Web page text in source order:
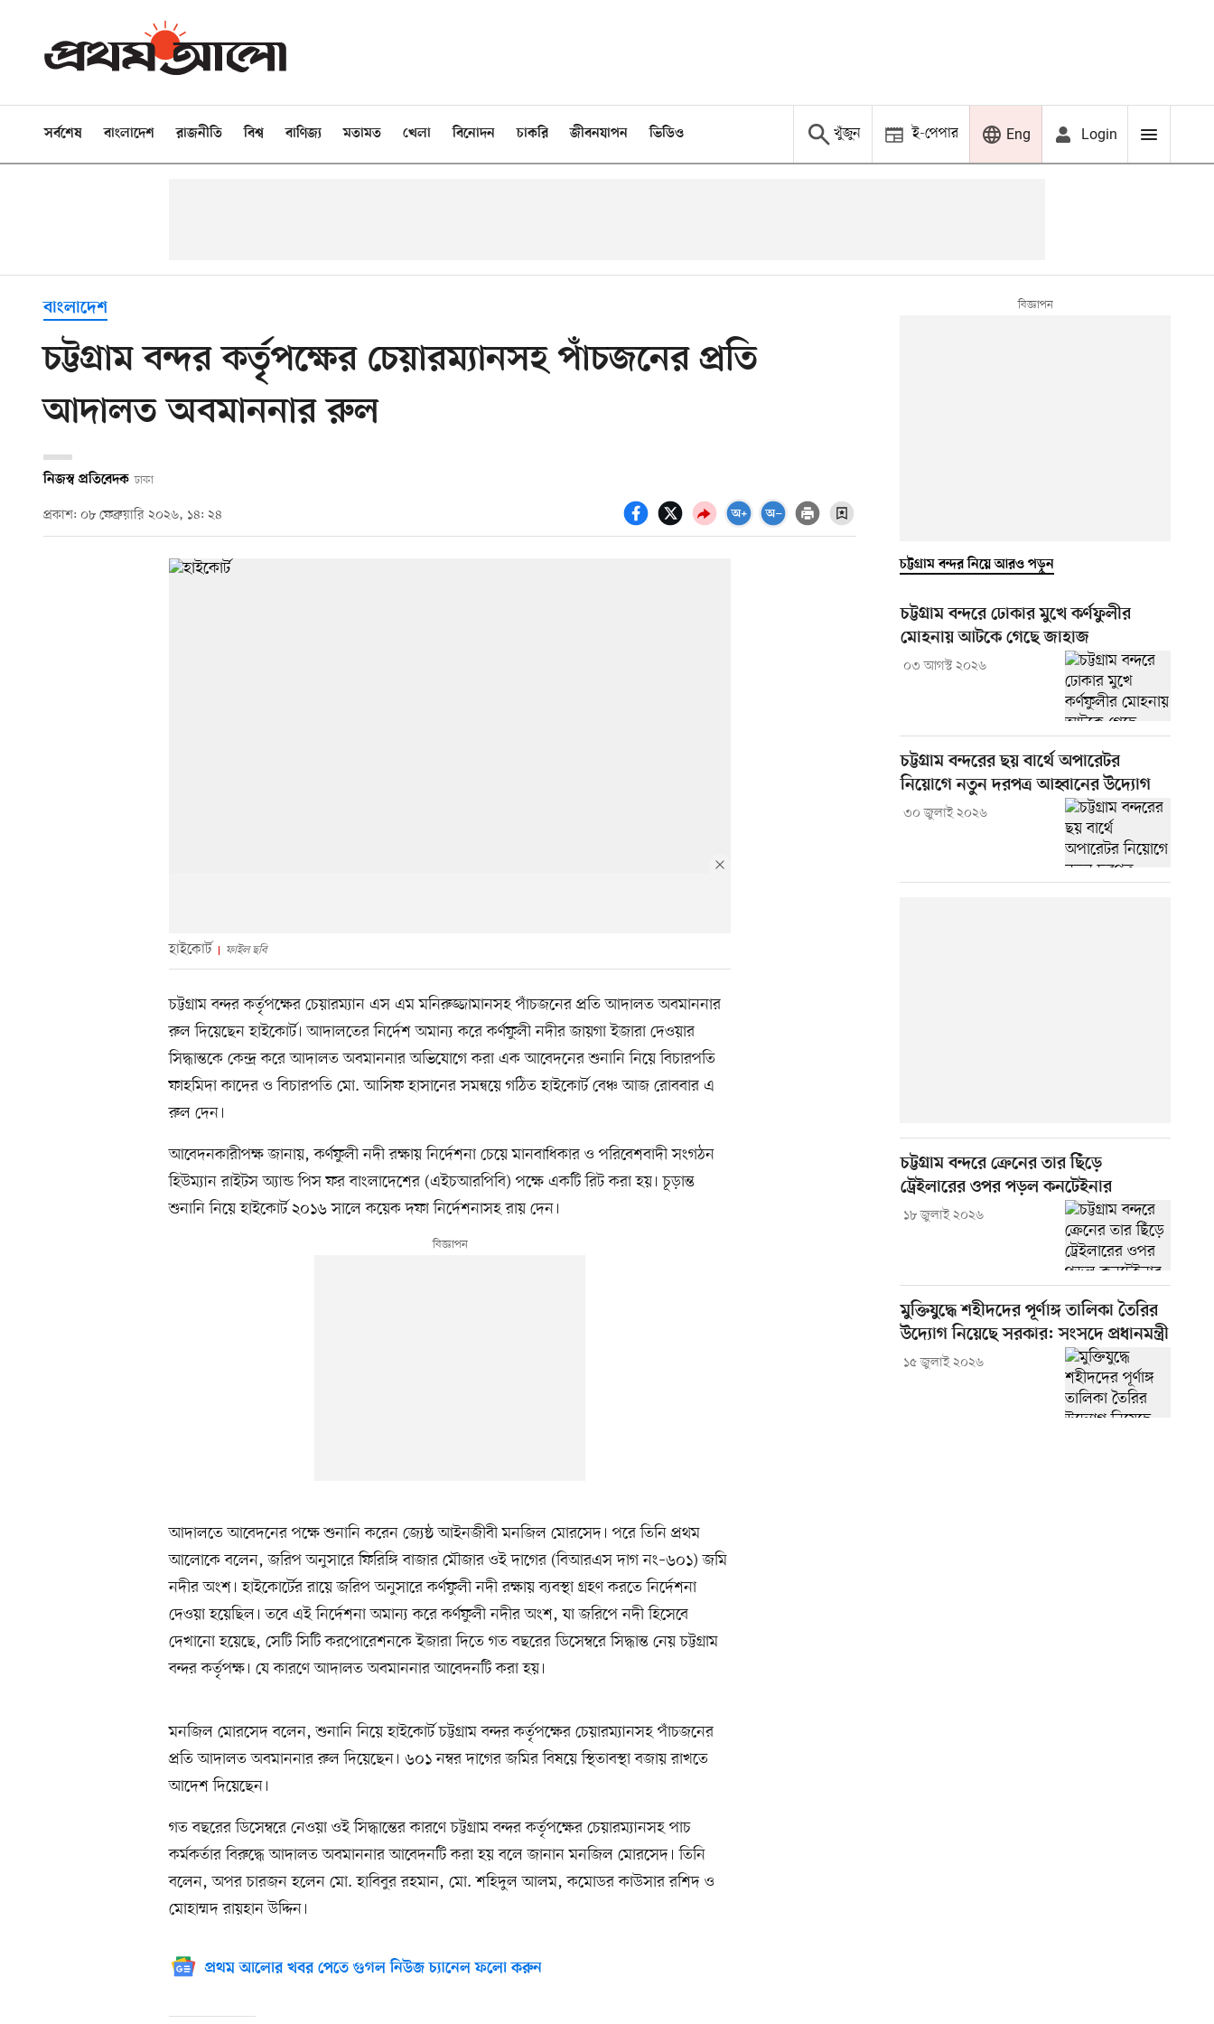
সর্বশেষ বাংলাদেশ রাজনীতি বিশ্ব বাণিজ্য মতামত খেলা বিনোদন চাকরি জীবনযাপন ভিডিও খুঁজুন ই-পেপার Eng Login
বাংলাদেশ
চট্টগ্রাম বন্দর কর্তৃপক্ষের চেয়ারম্যানসহ পাঁচজনের প্রতি
আদালত অবমাননার রুল
নিজস্ব প্রতিবেদক ঢাকা
প্রকাশ: ০৮ ফেব্রুয়ারি ২০২৬, ১৪: ২৪
হাইকোর্ট ফাইল ছবি
চট্টগ্রাম বন্দর কর্তৃপক্ষের চেয়ারম্যান এস এম মনিরুজ্জামানসহ পাঁচজনের প্রতি আদালত অবমাননার
রুল দিয়েছেন হাইকোর্ট। আদালতের নির্দেশ অমান্য করে কর্ণফুলী নদীর জায়গা ইজারা দেওয়ার
সিদ্ধান্তকে কেন্দ্র করে আদালত অবমাননার অভিযোগে করা এক আবেদনের শুনানি নিয়ে বিচারপতি
ফাহমিদা কাদের ও বিচারপতি মো. আসিফ হাসানের সমন্বয়ে গঠিত হাইকোর্ট বেঞ্চ আজ রোববার এ
রুল দেন।
আবেদনকারীপক্ষ জানায়, কর্ণফুলী নদী রক্ষায় নির্দেশনা চেয়ে মানবাধিকার ও পরিবেশবাদী সংগঠন
হিউম্যান রাইটস অ্যান্ড পিস ফর বাংলাদেশের (এইচআরপিবি) পক্ষে একটি রিট করা হয়। চূড়ান্ত
শুনানি নিয়ে হাইকোর্ট ২০১৬ সালে কয়েক দফা নির্দেশনাসহ রায় দেন।
আদালতে আবেদনের পক্ষে শুনানি করেন জ্যেষ্ঠ আইনজীবী মনজিল মোরসেদ। পরে তিনি প্রথম
আলোকে বলেন, জরিপ অনুসারে ফিরিঙ্গি বাজার মৌজার ওই দাগের (বিআরএস দাগ নং–৬০১) জমি
নদীর অংশ। হাইকোর্টের রায়ে জরিপ অনুসারে কর্ণফুলী নদী রক্ষায় ব্যবস্থা গ্রহণ করতে নির্দেশনা
দেওয়া হয়েছিল। তবে এই নির্দেশনা অমান্য করে কর্ণফুলী নদীর অংশ, যা জরিপে নদী হিসেবে
দেখানো হয়েছে, সেটি সিটি করপোরেশনকে ইজারা দিতে গত বছরের ডিসেম্বরে সিদ্ধান্ত নেয় চট্টগ্রাম
বন্দর কর্তৃপক্ষ। যে কারণে আদালত অবমাননার আবেদনটি করা হয়।
মনজিল মোরসেদ বলেন, শুনানি নিয়ে হাইকোর্ট চট্টগ্রাম বন্দর কর্তৃপক্ষের চেয়ারম্যানসহ পাঁচজনের
প্রতি আদালত অবমাননার রুল দিয়েছেন। ৬০১ নম্বর দাগের জমির বিষয়ে স্থিতাবস্থা বজায় রাখতে
আদেশ দিয়েছেন।
গত বছরের ডিসেম্বরে নেওয়া ওই সিদ্ধান্তের কারণে চট্টগ্রাম বন্দর কর্তৃপক্ষের চেয়ারম্যানসহ পাচ
কর্মকর্তার বিরুদ্ধে আদালত অবমাননার আবেদনটি করা হয় বলে জানান মনজিল মোরসেদ। তিনি
বলেন, অপর চারজন হলেন মো. হাবিবুর রহমান, মো. শহিদুল আলম, কমোডর কাউসার রশিদ ও
মোহাম্মদ রায়হান উদ্দিন।
প্রথম আলোর খবর পেতে গুগল নিউজ চ্যানেল ফলো করুন
চট্টগ্রাম বন্দর নিয়ে আরও পড়ুন
চট্টগ্রাম বন্দরে ঢোকার মুখে কর্ণফুলীর
মোহনায় আটকে গেছে জাহাজ
০৩ আগস্ট ২০২৬
চট্টগ্রাম বন্দরের ছয় বার্থে অপারেটর
নিয়োগে নতুন দরপত্র আহ্বানের উদ্যোগ
৩০ জুলাই ২০২৬
চট্টগ্রাম বন্দরে ক্রেনের তার ছিঁড়ে
ট্রেইলারের ওপর পড়ল কনটেইনার
১৮ জুলাই ২০২৬
মুক্তিযুদ্ধে শহীদদের পূর্ণাঙ্গ তালিকা তৈরির
উদ্যোগ নিয়েছে সরকার: সংসদে প্রধানমন্ত্রী
১৫ জুলাই ২০২৬